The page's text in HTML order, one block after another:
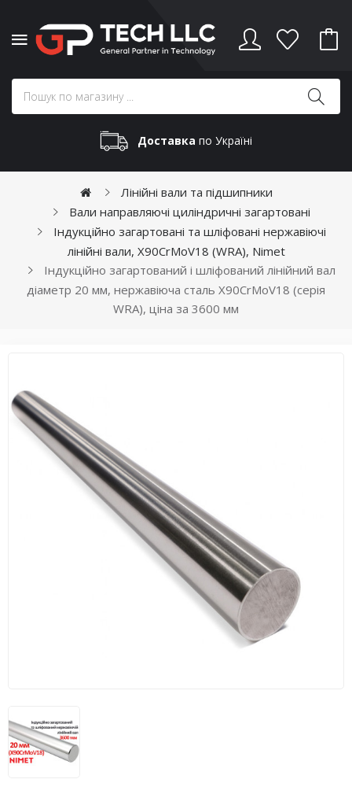
Доставка по Україні
Лінійні вали та підшипники
Вали направляючі циліндричні загартовані
Індукційно загартовані та шліфовані нержавіючі
лінійні вали, X90CrMoV18 (WRA), Nimet
Індукційно загартований і шліфований лінійний вал
діаметр 20 мм, нержавіюча сталь X90CrMoV18 (серія
WRA), ціна за 3600 мм